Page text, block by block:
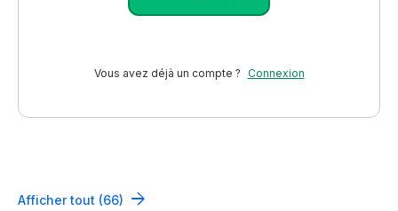
Vous avez déjà un compte ? Connexion
Afficher tout (66)